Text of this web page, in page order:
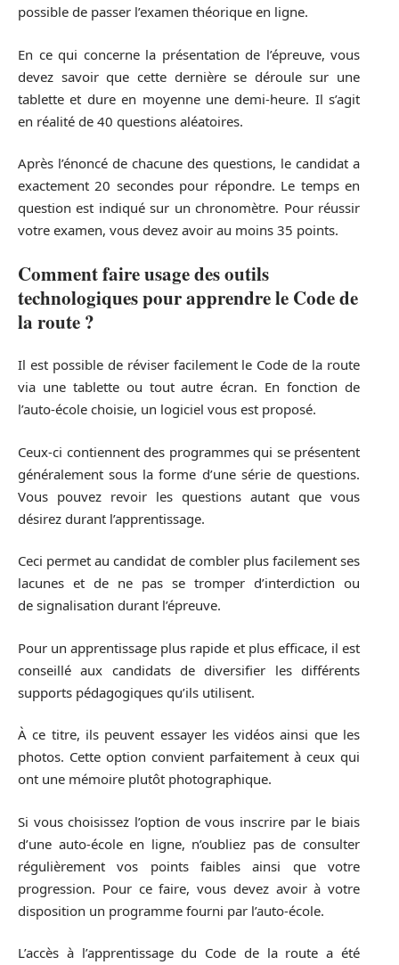
possible de passer l’examen théorique en ligne.
En ce qui concerne la présentation de l’épreuve, vous
devez savoir que cette dernière se déroule sur une
tablette et dure en moyenne une demi-heure. Il s’agit
en réalité de 40 questions aléatoires.
Après l’énoncé de chacune des questions, le candidat a
exactement 20 secondes pour répondre. Le temps en
question est indiqué sur un chronomètre. Pour réussir
votre examen, vous devez avoir au moins 35 points.
Comment faire usage des outils
technologiques pour apprendre le Code de
la route ?
Il est possible de réviser facilement le Code de la route
via une tablette ou tout autre écran. En fonction de
l’auto-école choisie, un logiciel vous est proposé.
Ceux-ci contiennent des programmes qui se présentent
généralement sous la forme d’une série de questions.
Vous pouvez revoir les questions autant que vous
désirez durant l’apprentissage.
Ceci permet au candidat de combler plus facilement ses
lacunes et de ne pas se tromper d’interdiction ou
de signalisation durant l’épreuve.
Pour un apprentissage plus rapide et plus efficace, il est
conseillé aux candidats de diversifier les différents
supports pédagogiques qu’ils utilisent.
À ce titre, ils peuvent essayer les vidéos ainsi que les
photos. Cette option convient parfaitement à ceux qui
ont une mémoire plutôt photographique.
Si vous choisissez l’option de vous inscrire par le biais
d’une auto-école en ligne, n’oubliez pas de consulter
régulièrement vos points faibles ainsi que votre
progression. Pour ce faire, vous devez avoir à votre
disposition un programme fourni par l’auto-école.
L’accès à l’apprentissage du Code de la route a été